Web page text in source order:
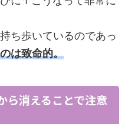
ち歩いているのであっ
は致命的。
ら消えることで注意